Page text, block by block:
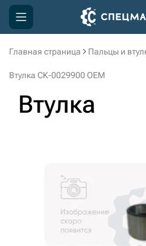
Главная страница Пальцы и
Втулка СК-0029900 OEM
Втулка
Компания
Доставка и оплата
3D тур по производству
3D тур по складам